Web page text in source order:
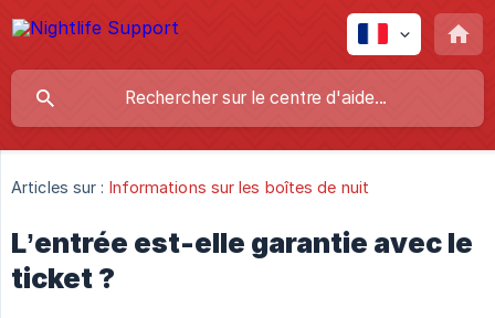
Articles sur : Informations sur les boîtes de nuit
L’entrée est-elle garantie avec le
ticket ?